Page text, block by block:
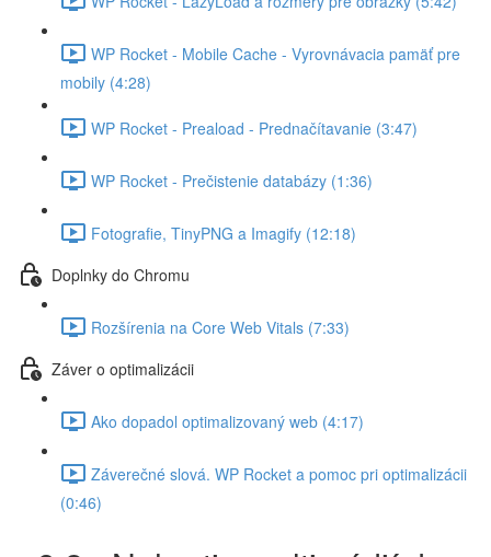
WP Rocket - Mobile Cache - Vyrovnávacia pamäť pre
mobily (4:28)
WP Rocket - Preaload - Prednačítavanie (3:47)
WP Rocket - Prečistenie databázy (1:36)
Fotografie, TinyPNG a Imagify (12:18)
Doplnky do Chromu
Rozšírenia na Core Web Vitals (7:33)
Záver o optimalizácii
Ako dopadol optimalizovaný web (4:17)
Záverečné slová. WP Rocket a pomoc pri optimalizácii
(0:46)